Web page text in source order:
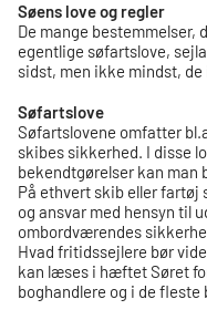
Søens love og regler
De mange
egentlige søfartslove,
sidst, men ikke mindst,
Søfartslove
Søfartslovene omfatter
skibes sikkerhed. I disse
bekendtgørelser kan man
På ethvert skib eller fartøj
og ansvar med hensyn til
ombordværendes
Hvad fritidssejlere bør
kan læses i hæftet Søret
boghandlere og i de